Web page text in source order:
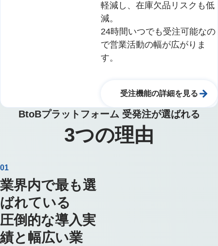
軽減し、在庫欠品リスクも低
減。
24時間いつでも受注可能なの
で営業活動の幅が広がりま
す。
受注機能の詳細を見る
BtoBプラットフォーム 受発注が選ばれる
3つの理由
01
業界内で最も選
ばれている
圧倒的な導入実
績と幅広い業